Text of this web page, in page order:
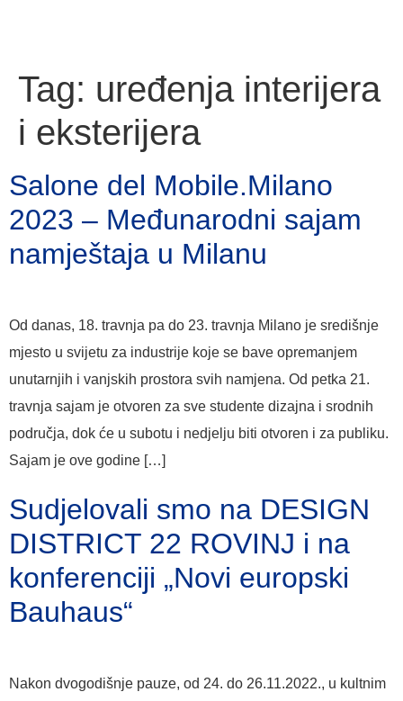
Tag: uređenja interijera
i eksterijera
Salone del Mobile.Milano
2023 – Međunarodni sajam
namještaja u Milanu
Od danas, 18. travnja pa do 23. travnja Milano je središnje
mjesto u svijetu za industrije koje se bave opremanjem
unutarnjih i vanjskih prostora svih namjena. Od petka 21.
travnja sajam je otvoren za sve studente dizajna i srodnih
područja, dok će u subotu i nedjelju biti otvoren i za publiku.
Sajam je ove godine […]
Sudjelovali smo na DESIGN
DISTRICT 22 ROVINJ i na
konferenciji „Novi europski
Bauhaus“
Nakon dvogodišnje pauze, od 24. do 26.11.2022., u kultnim